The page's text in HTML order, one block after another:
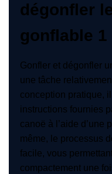
dégonfler
gonflable 1
Gonfler et dégonfler
une tâche
conception pratique,
instructions fournies
canoë à l’aide d’une
même, le processus
facile, vous
compactement une